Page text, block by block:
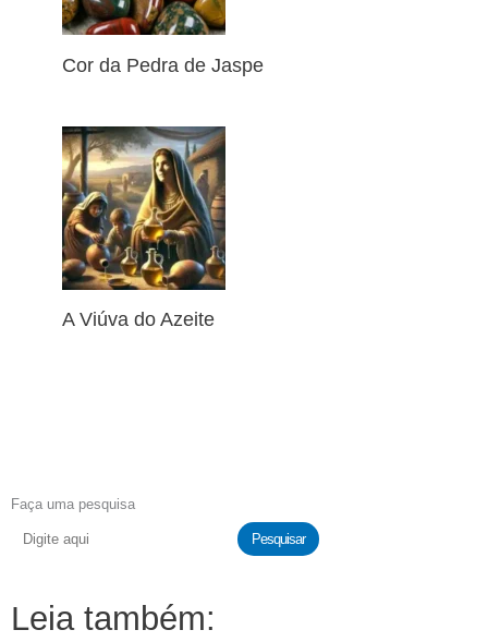
Cor da Pedra de Jaspe
A Viúva do Azeite
Faça uma pesquisa
Pesquisar
Leia também: